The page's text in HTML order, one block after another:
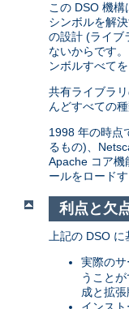
この DSO 機
シンボルを解
の設計 (ライブ
ないからです
ンボルすべて
共有ライブラ
んどすべての
1998 年の時点
るもの)、
Apache コア機
ールをロード
利点と欠
上記の DSO
実際の
うこと
成と拡